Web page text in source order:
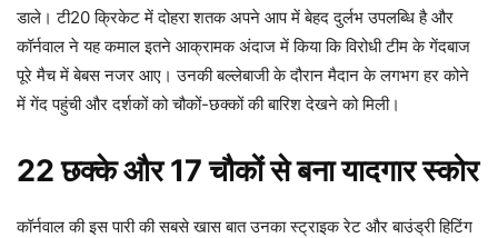
डाले। टी20 क्रिकेट में दोहरा शतक अपने आप में बेहद दुर्लभ उपलब्धि है और
कॉर्नवाल ने यह कमाल इतने आक्रामक अंदाज में किया कि विरोधी टीम के गेंदबाज
पूरे मैच में बेबस नजर आए। उनकी बल्लेबाजी के दौरान मैदान के लगभग हर कोने
में गेंद पहुंची और दर्शकों को चौकों-छक्कों की बारिश देखने को मिली।
22 छक्के और 17 चौकों से बना यादगार स्कोर
कॉर्नवाल की इस पारी की सबसे खास बात उनका स्ट्राइक रेट और बाउंड्री हिटिंग